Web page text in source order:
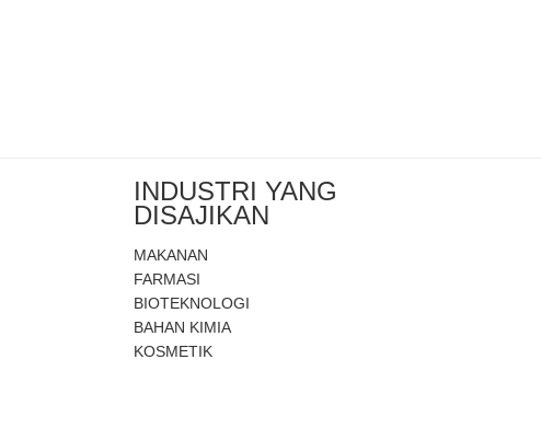
INDUSTRI YANG
DISAJIKAN
MAKANAN
FARMASI
BIOTEKNOLOGI
BAHAN KIMIA
KOSMETIK